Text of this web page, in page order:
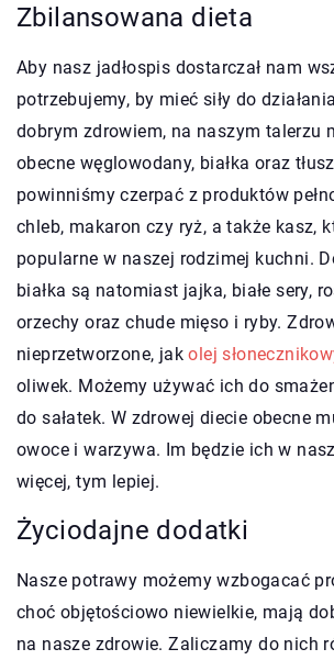
Zbilansowana dieta
Aby nasz jadłospis dostarczał nam
potrzebujemy, by mieć siły do
dobrym zdrowiem, na naszym talerzu
obecne węglowodany, białka oraz
powinniśmy czerpać z produktów
chleb, makaron czy ryż, a także kasz,
popularne w naszej rodzimej kuchni.
białka są natomiast jajka, białe sery,
orzechy oraz chude mięso i ryby.
nieprzetworzone, jakolej
oliwek. Możemy używać ich do
do sałatek. W zdrowej diecie obecne
owoce i warzywa. Im będzie ich w
więcej, tym lepiej.
Życiodajne dodatki
Nasze potrawy możemy wzbogacać
choć objętościowo niewielkie, mają
na nasze zdrowie. Zaliczamy do nich